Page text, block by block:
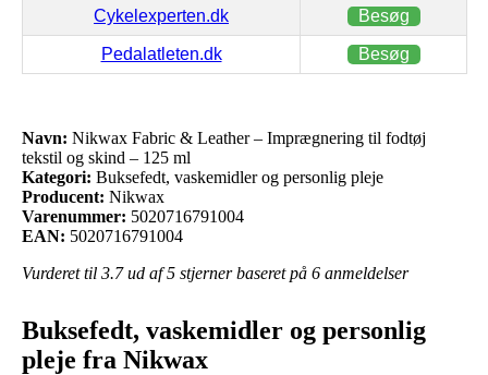
Cykelexperten.dk Besøg
Pedalatleten.dk Besøg
Navn: Nikwax Fabric & Leather – Imprægnering til fodtøj
tekstil og skind – 125 ml
Kategori: Buksefedt, vaskemidler og personlig pleje
Producent: Nikwax
Varenummer: 5020716791004
EAN: 5020716791004
Vurderet til 3.7ud af 5 stjerner baseret på 6 anmeldelser
Buksefedt, vaskemidler og personlig
pleje fra Nikwax